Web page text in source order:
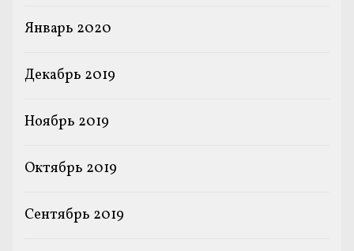
Январь 2020
Декабрь 2019
Ноябрь 2019
Октябрь 2019
Сентябрь 2019